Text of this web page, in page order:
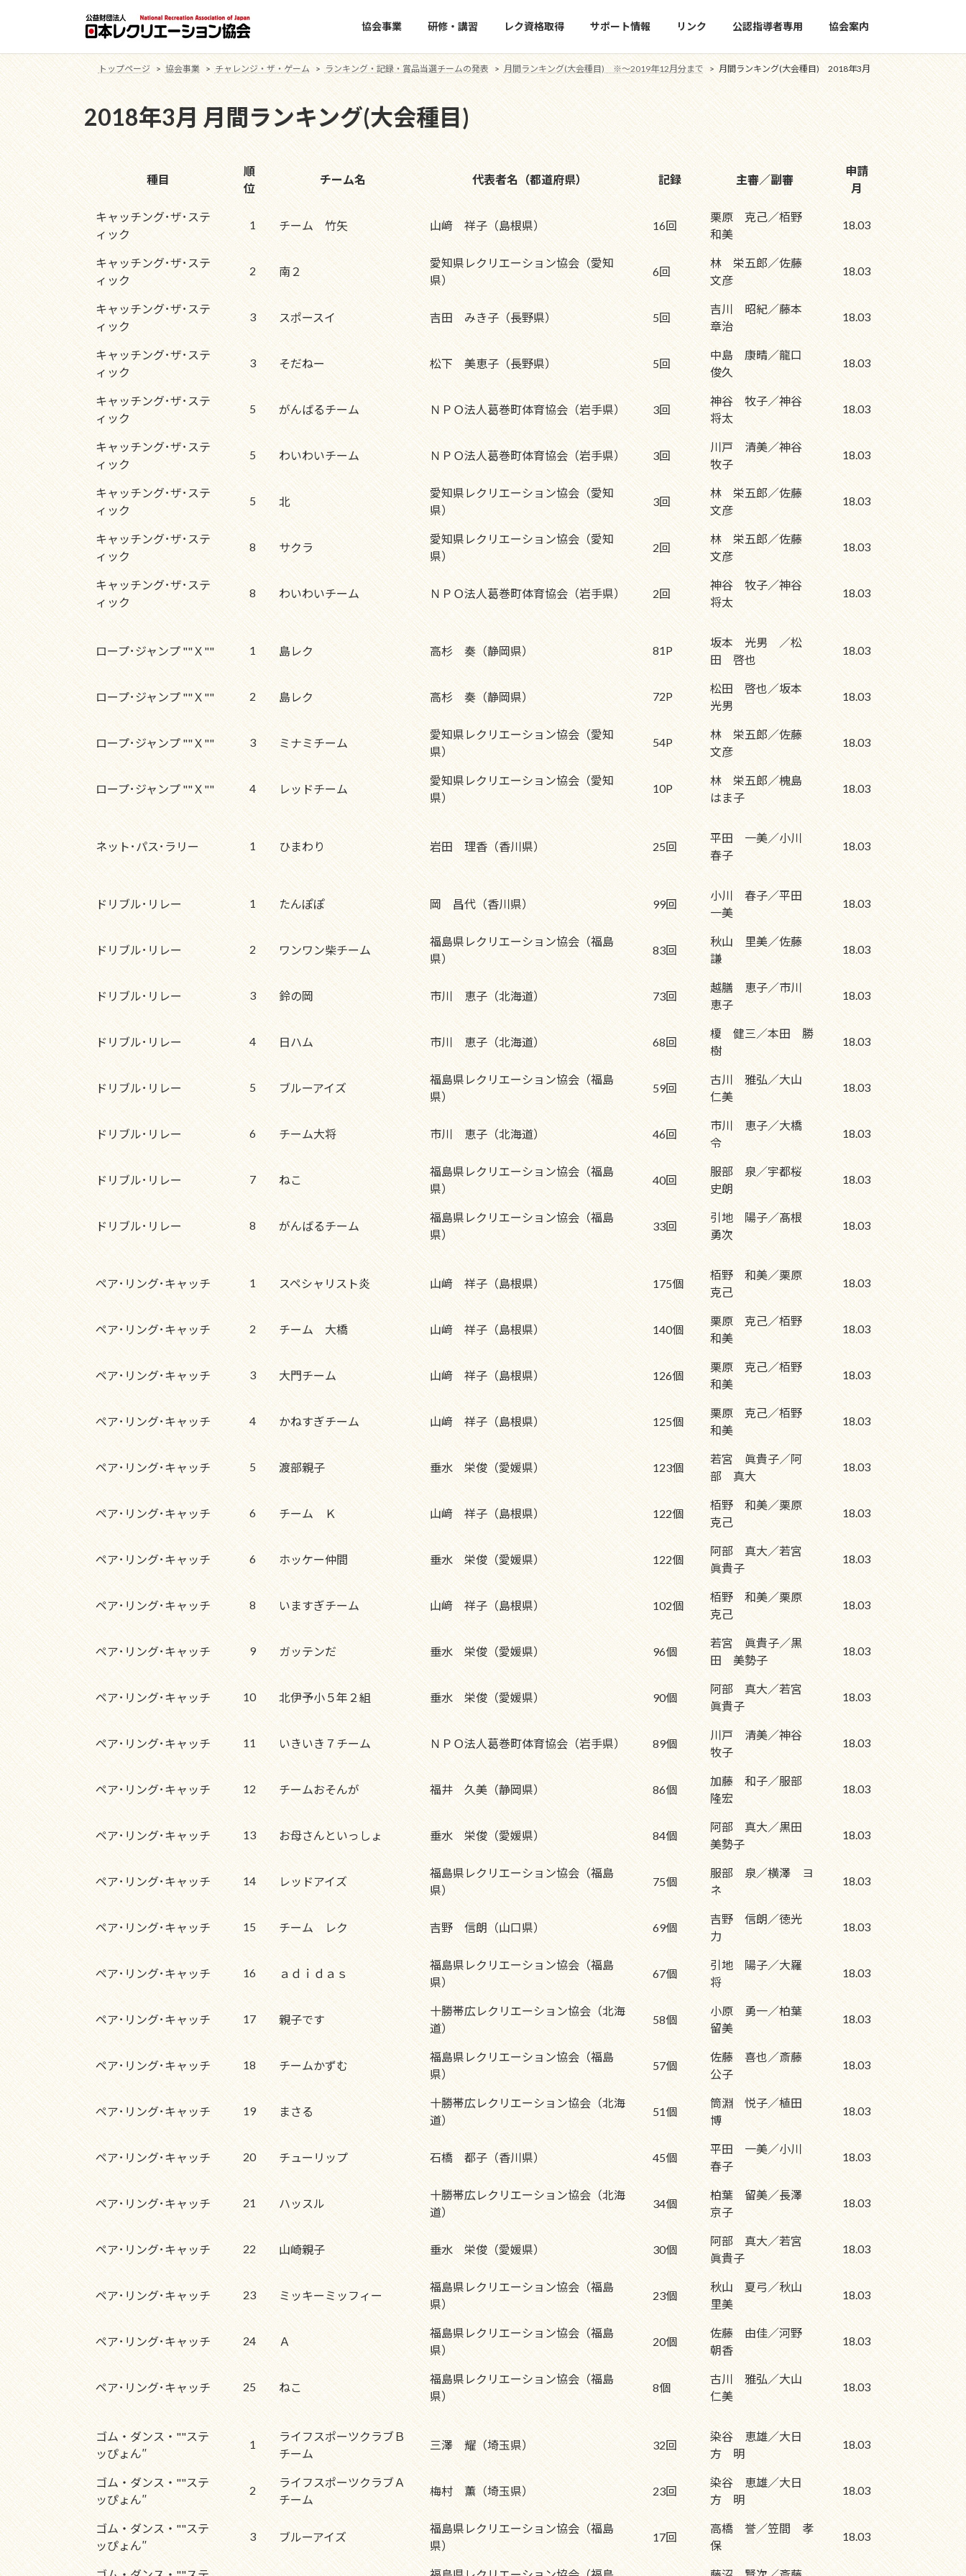
ツ
ス
キ
ッ
プ
シ
ン
に
移
動
協会事業 研修・講習 レク資格取得 サポート情報 リンク 公認指導者専用 協会案内
トップページ 協会事業 チャレンジ・ザ・ゲーム ランキング・記録・賞品当選チームの発表 月間ランキング(大会種目) ※～2019年12月分まで 月間ランキング(大会種目) 2018年3月
2018年3月 月間ランキング(大会種目)
種目
順
位
チーム名 代表者名（都道府県） 記録 主審／副審
申請
月
キャッチング･ザ･ステ
ィック
1 チーム 竹矢 山﨑 祥子（島根県） 16回
栗原 克己／栢野
和美
18.03
キャッチング･ザ･ステ
ィック
2 南２
愛知県レクリエーション協会（愛知
県）
6回
林 栄五郎／佐藤
文彦
18.03
キャッチング･ザ･ステ
ィック
3 スポースイ 吉田 みき子（長野県） 5回
吉川 昭紀／藤本
章治
18.03
キャッチング･ザ･ステ
ィック
3 そだねー 松下 美恵子（長野県） 5回
中島 康晴／龍口
俊久
18.03
キャッチング･ザ･ステ
ィック
5 がんばるチーム ＮＰＯ法人葛巻町体育協会（岩手県） 3回
神谷 牧子／神谷
将太
18.03
キャッチング･ザ･ステ
ィック
5 わいわいチーム ＮＰＯ法人葛巻町体育協会（岩手県） 3回
川戸 清美／神谷
牧子
18.03
キャッチング･ザ･ステ
ィック
5 北
愛知県レクリエーション協会（愛知
県）
3回
林 栄五郎／佐藤
文彦
18.03
キャッチング･ザ･ステ
ィック
8 サクラ
愛知県レクリエーション協会（愛知
県）
2回
林 栄五郎／佐藤
文彦
18.03
キャッチング･ザ･ステ
ィック
8 わいわいチーム ＮＰＯ法人葛巻町体育協会（岩手県） 2回
神谷 牧子／神谷
将太
18.03
ロープ･ジャンプ ""Ｘ"" 1 島レク 高杉 奏（静岡県） 81P
坂本 光男 ／松
田 啓也
18.03
ロープ･ジャンプ ""Ｘ"" 2 島レク 高杉 奏（静岡県） 72P
松田 啓也／坂本
光男
18.03
ロープ･ジャンプ ""Ｘ"" 3 ミナミチーム
愛知県レクリエーション協会（愛知
県）
54P
林 栄五郎／佐藤
文彦
18.03
ロープ･ジャンプ ""Ｘ"" 4 レッドチーム
愛知県レクリエーション協会（愛知
県）
10P
林 栄五郎／槐島
はま子
18.03
ネット･パス･ラリー 1 ひまわり 岩田 理香（香川県） 25回
平田 一美／小川
春子
18.03
ドリブル･リレー 1 たんぽぽ 岡 昌代（香川県） 99回
小川 春子／平田
一美
18.03
ドリブル･リレー 2 ワンワン柴チーム
福島県レクリエーション協会（福島
県）
83回
秋山 里美／佐藤
謙
18.03
ドリブル･リレー 3 鈴の岡 市川 恵子（北海道） 73回
越膳 恵子／市川
恵子
18.03
ドリブル･リレー 4 日ハム 市川 恵子（北海道） 68回
榎 健三／本田 勝
樹
18.03
ドリブル･リレー 5 ブルーアイズ
福島県レクリエーション協会（福島
県）
59回
古川 雅弘／大山
仁美
18.03
ドリブル･リレー 6 チーム大将 市川 恵子（北海道） 46回
市川 恵子／大橋
令
18.03
ドリブル･リレー 7 ねこ
福島県レクリエーション協会（福島
県）
40回
服部 泉／宇都桜
史朗
18.03
ドリブル･リレー 8 がんばるチーム
福島県レクリエーション協会（福島
県）
33回
引地 陽子／髙根
勇次
18.03
ペア･リング･キャッチ 1 スペシャリスト炎 山﨑 祥子（島根県） 175個
栢野 和美／栗原
克己
18.03
ペア･リング･キャッチ 2 チーム 大橋 山﨑 祥子（島根県） 140個
栗原 克己／栢野
和美
18.03
ペア･リング･キャッチ 3 大門チーム 山﨑 祥子（島根県） 126個
栗原 克己／栢野
和美
18.03
ペア･リング･キャッチ 4 かねすぎチーム 山﨑 祥子（島根県） 125個
栗原 克己／栢野
和美
18.03
ペア･リング･キャッチ 5 渡部親子 垂水 栄俊（愛媛県） 123個
若宮 眞貴子／阿
部 真大
18.03
ペア･リング･キャッチ 6 チーム Ｋ 山﨑 祥子（島根県） 122個
栢野 和美／栗原
克己
18.03
ペア･リング･キャッチ 6 ホッケー仲間 垂水 栄俊（愛媛県） 122個
阿部 真大／若宮
眞貴子
18.03
ペア･リング･キャッチ 8 いますぎチーム 山﨑 祥子（島根県） 102個
栢野 和美／栗原
克己
18.03
ペア･リング･キャッチ 9 ガッテンだ 垂水 栄俊（愛媛県） 96個
若宮 眞貴子／黒
田 美勢子
18.03
ペア･リング･キャッチ 10 北伊予小５年２組 垂水 栄俊（愛媛県） 90個
阿部 真大／若宮
眞貴子
18.03
ペア･リング･キャッチ 11 いきいき７チーム ＮＰＯ法人葛巻町体育協会（岩手県） 89個
川戸 清美／神谷
牧子
18.03
ペア･リング･キャッチ 12 チームおそんが 福井 久美（静岡県） 86個
加藤 和子／服部
隆宏
18.03
ペア･リング･キャッチ 13 お母さんといっしょ 垂水 栄俊（愛媛県） 84個
阿部 真大／黒田
美勢子
18.03
ペア･リング･キャッチ 14 レッドアイズ
福島県レクリエーション協会（福島
県）
75個
服部 泉／横澤 ヨ
ネ
18.03
ペア･リング･キャッチ 15 チーム レク 吉野 信朗（山口県） 69個
吉野 信朗／徳光
力
18.03
ペア･リング･キャッチ 16 ａｄｉｄａｓ
福島県レクリエーション協会（福島
県）
67個
引地 陽子／大羅
将
18.03
ペア･リング･キャッチ 17 親子です
十勝帯広レクリエーション協会（北海
道）
58個
小原 勇一／柏葉
留美
18.03
ペア･リング･キャッチ 18 チームかずむ
福島県レクリエーション協会（福島
県）
57個
佐藤 喜也／斎藤
公子
18.03
ペア･リング･キャッチ 19 まさる
十勝帯広レクリエーション協会（北海
道）
51個
筒淵 悦子／植田
博
18.03
ペア･リング･キャッチ 20 チューリップ 石橋 都子（香川県） 45個
平田 一美／小川
春子
18.03
ペア･リング･キャッチ 21 ハッスル
十勝帯広レクリエーション協会（北海
道）
34個
柏葉 留美／長澤
京子
18.03
ペア･リング･キャッチ 22 山崎親子 垂水 栄俊（愛媛県） 30個
阿部 真大／若宮
眞貴子
18.03
ペア･リング･キャッチ 23 ミッキーミッフィー
福島県レクリエーション協会（福島
県）
23個
秋山 夏弓／秋山
里美
18.03
ペア･リング･キャッチ 24 Ａ
福島県レクリエーション協会（福島
県）
20個
佐藤 由佳／河野
朝香
18.03
ペア･リング･キャッチ 25 ねこ
福島県レクリエーション協会（福島
県）
8個
古川 雅弘／大山
仁美
18.03
ゴム・ダンス・""ステ
ッぴょん″
1
ライフスポーツクラブＢ
チーム
三澤 耀（埼玉県） 32回
染谷 恵雄／大日
方 明
18.03
ゴム・ダンス・""ステ
ッぴょん″
2
ライフスポーツクラブＡ
チーム
梅村 薫（埼玉県） 23回
染谷 恵雄／大日
方 明
18.03
ゴム・ダンス・""ステ
ッぴょん″
3 ブルーアイズ
福島県レクリエーション協会（福島
県）
17回
高橋 誉／笠間 孝
保
18.03